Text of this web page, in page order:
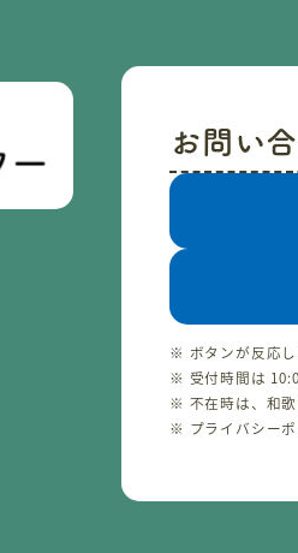
お問い
※ ボタンが反応
※ 受付時間は
※ 不在時は、和歌
※ プライバシー